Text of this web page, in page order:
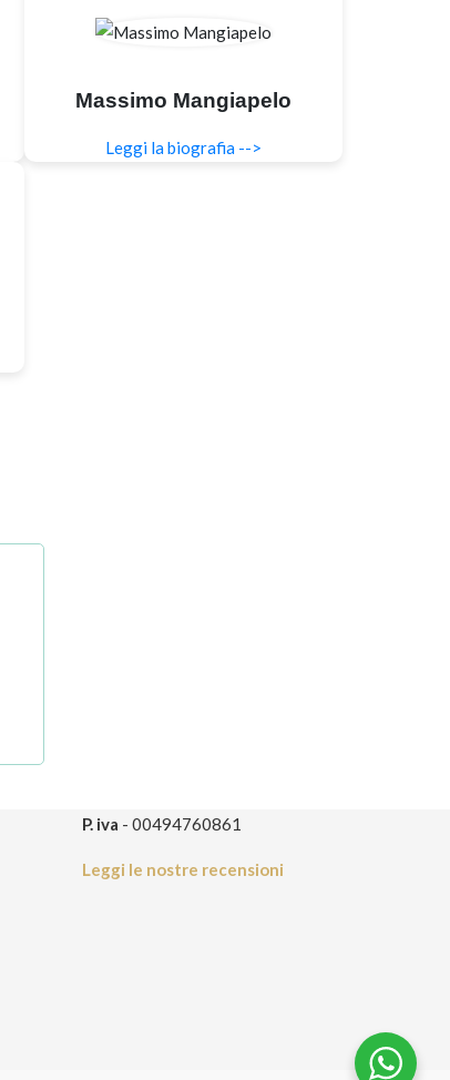
Massimo Mangiapelo
Leggi la biografia -->
P. iva - 00494760861
Leggi le nostre recensioni